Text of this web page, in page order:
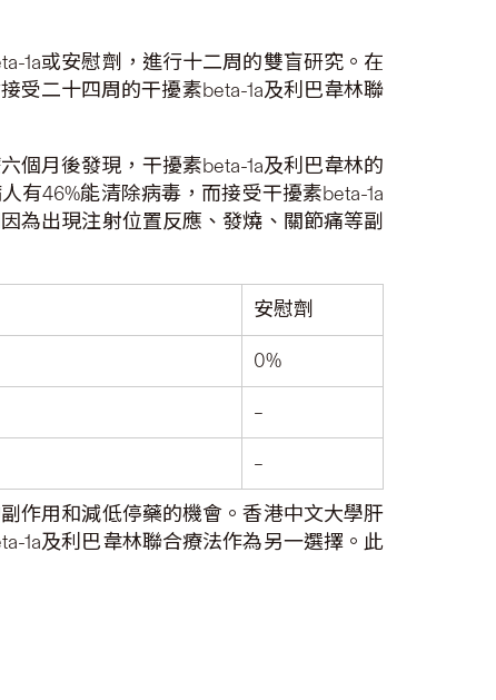
1a或安慰劑，進行十二周的雙盲研究。在
受二十四周的干擾素beta-1a及利巴韋林聯
個月後發現，干擾素beta-1a及利巴韋林的
有46%能清除病毒，而接受干擾素beta-1a
為出現注射位置反應、發燒、關節痛等副
安慰劑
0%
–
–
作用和減低停藥的機會。香港中文大學肝
1a及利巴韋林聯合療法作為另一選擇。此